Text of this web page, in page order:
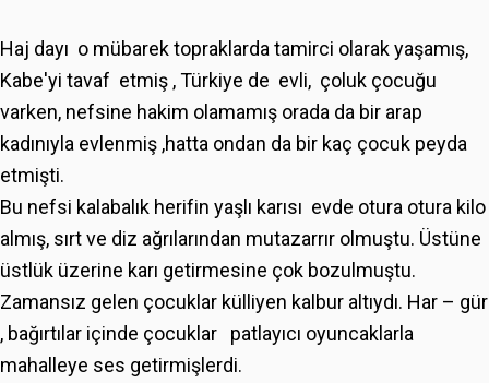
Haj dayı o mübarek topraklarda tamirci olarak yaşamış,
Kabe'yi tavaf etmiş , Türkiye de evli, çoluk çocuğu
varken, nefsine hakim olamamış orada da bir arap
kadınıyla evlenmiş ,hatta ondan da bir kaç çocuk peyda
etmişti.
Bu nefsi kalabalık herifin yaşlı karısı evde otura otura kilo
almış, sırt ve diz ağrılarından mutazarrır olmuştu. Üstüne
üstlük üzerine karı getirmesine çok bozulmuştu.
Zamansız gelen çocuklar külliyen kalbur altıydı. Har – gür
, bağırtılar içinde çocuklar patlayıcı oyuncaklarla
mahalleye ses getirmişlerdi.